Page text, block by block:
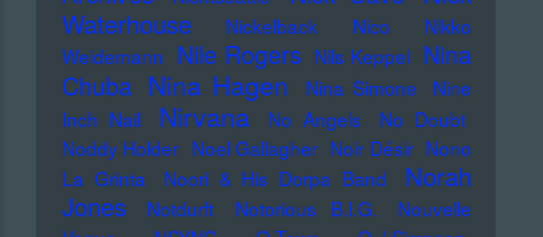
Waterhouse
Nickelback Nico
Nikko
Weidemann Nile Rogers Nils Keppel Nina
Chuba Nina Hagen Nina Simone
Nine
Inch Nail
Nirvana No Angels
No Doubt
Noddy Holder Noel Gallagher Noir Désir Nono
La Grinta
Noori & His Dorpa Band
Norah
Jones
Notdurft Notorious B.I.G.
Nouvelle